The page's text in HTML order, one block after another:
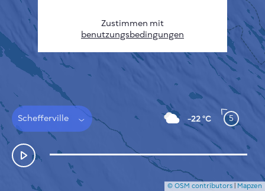
Schefferville -22 °C 5
DATENSCHUTZBESTIMMUNGEN
BEDINGUNGEN UND KONDITIONEN
INSTALLATIONSANLEITUNG
API
© OSM contributors | Mapzen
Zustimmen mit
benutzungsbedingungen